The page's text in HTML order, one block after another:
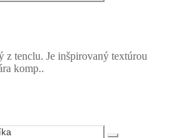
z tenclu. Je inšpirovaný textúrou
komp..